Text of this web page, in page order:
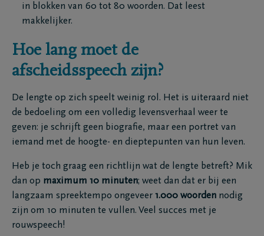
in blokken van 60 tot 80 woorden. Dat leest
makkelijker.
Hoe lang moet de
afscheidsspeech zijn?
De lengte op zich speelt weinig rol. Het is uiteraard niet
de bedoeling om een volledig levensverhaal weer te
geven: je schrijft geen biografie, maar een portret van
iemand met de hoogte- en dieptepunten van hun leven.
Heb je toch graag een richtlijn wat de lengte betreft? Mik
dan op maximum 10 minuten; weet dan dat er bij een
langzaam spreektempo ongeveer 1.000 woorden nodig
zijn om 10 minuten te vullen. Veel succes met je
rouwspeech!